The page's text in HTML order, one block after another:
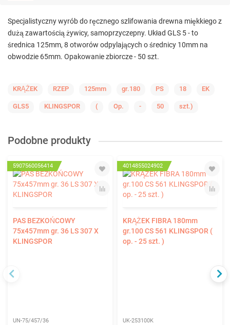
Specjalistyczny wyrób do ręcznego szlifowania drewna miękkiego z
dużą zawartością żywicy, samoprzyczepny. Układ GLS 5 - to
średnica 125mm, 8 otworów odpylających o średnicy 10mm na
obwodzie 65mm. Opakowanie zbiorcze - 50 szt.
KRĄŻEK RZEP 125mm gr.180 PS 18 EK
GLS5 KLINGSPOR ( Op. - 50 szt.)
Podobne produkty
5907560056414
PAS BEZKOŃCOWY
75x457mm gr. 36 LS 307 X
KLINGSPOR
UN-75/457/36
4014855024902
KRĄŻEK FIBRA 180mm
gr.100 CS 561 KLINGSPOR (
op. - 25 szt. )
UK-253100K